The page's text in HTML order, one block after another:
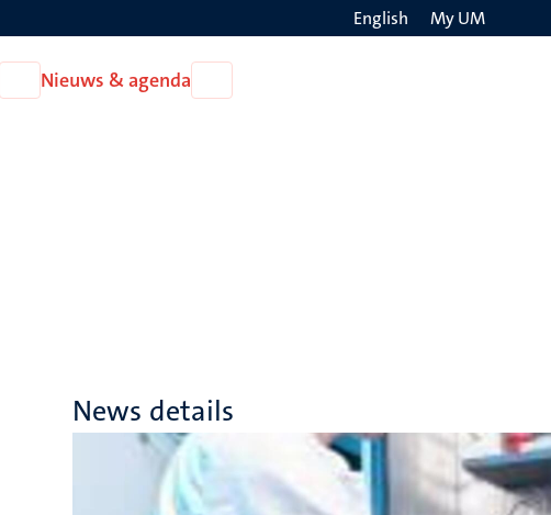
English My UM
Open
Over
Nieuws & agenda
Nieuws
News details